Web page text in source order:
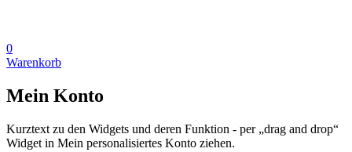
0
Warenkorb
Mein Konto
Kurztext zu den Widgets und deren Funktion - per „drag and drop“
Widget in Mein personalisiertes Konto ziehen.